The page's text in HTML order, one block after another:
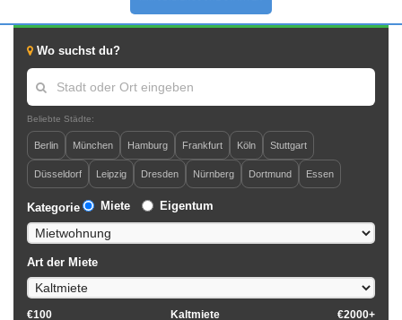
Blog
Flatbee Plus+ Zugang
Wo suchst du?
Beliebte Städte:
Berlin München Hamburg Frankfurt Köln Stuttgart
Düsseldorf Leipzig Dresden Nürnberg Dortmund Essen
Kategorie Miete Eigentum
Art der Miete
€100 Kaltmiete €2000+